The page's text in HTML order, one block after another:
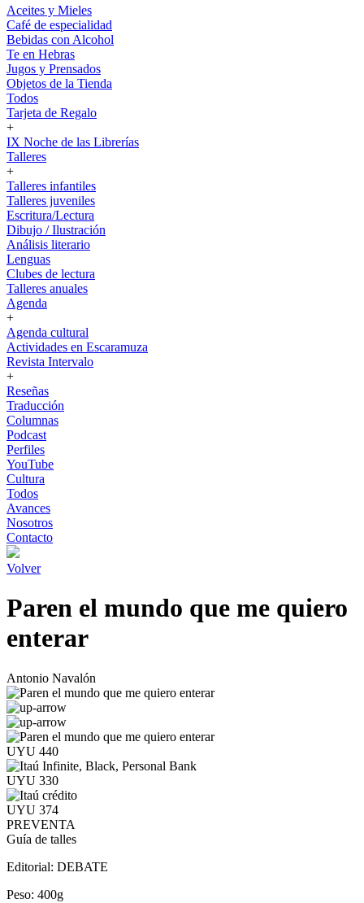
Aceites y Mieles
Café de especialidad
Bebidas con Alcohol
Te en Hebras
Jugos y Prensados
Objetos de la Tienda
Todos
Tarjeta de Regalo
+
IX Noche de las Librerías
Talleres
+
Talleres infantiles
Talleres juveniles
Escritura/Lectura
Dibujo / Ilustración
Análisis literario
Lenguas
Clubes de lectura
Talleres anuales
Agenda
+
Agenda cultural
Actividades en Escaramuza
Revista Intervalo
+
Reseñas
Traducción
Columnas
Podcast
Perfiles
YouTube
Cultura
Todos
Avances
Nosotros
Contacto
Volver
Paren el mundo que me quiero
enterar
Antonio Navalón
UYU 440
UYU 330
UYU 374
PREVENTA
Guía de talles
Editorial: DEBATE
Peso: 400g